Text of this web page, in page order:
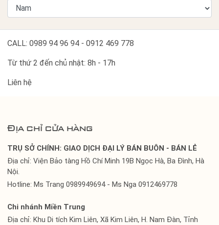
CALL: 0989 94 96 94 - 0912 469 778
Từ thứ 2 đến chủ nhật: 8h - 17h
Liên hệ
Địa chỉ cửa hàng
TRỤ SỞ CHÍNH: GIAO DỊCH ĐẠI LÝ BÁN BUÔN - BÁN LẺ
Địa chỉ: Viện Bảo tàng Hồ Chí Minh 19B Ngọc Hà, Ba Đình, Hà
Nội.
Hotline: Ms Trang 0989949694 - Ms Nga 0912469778
Chi nhánh Miền Trung
Địa chỉ: Khu Di tích Kim Liên, Xã Kim Liên, H. Nam Đàn, Tỉnh